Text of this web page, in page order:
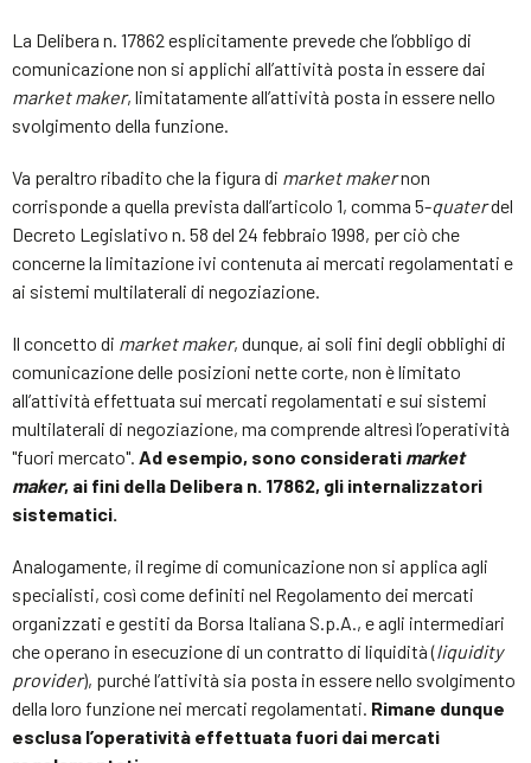
La Delibera n. 17862 esplicitamente prevede che l’obbligo di
comunicazione non si applichi all’attività posta in essere dai
market maker, limitatamente all’attività posta in essere nello
svolgimento della funzione.
Va peraltro ribadito che la figura di market makernon
corrisponde a quella prevista dall’articolo 1, comma 5-quaterdel
Decreto Legislativo n. 58 del 24 febbraio 1998, per ciò che
concerne la limitazione ivi contenuta ai mercati regolamentati e
ai sistemi multilaterali di negoziazione.
Il concetto di market maker, dunque, ai soli fini degli obblighi di
comunicazione delle posizioni nette corte, non è limitato
all’attività effettuata sui mercati regolamentati e sui sistemi
multilaterali di negoziazione, ma comprende altresì l’operatività
"fuori mercato". Ad esempio, sono considerati market
maker, ai fini della Delibera n. 17862, gli internalizzatori
sistematici.
Analogamente, il regime di comunicazione non si applica agli
specialisti, così come definiti nel Regolamento dei mercati
organizzati e gestiti da Borsa Italiana S.p.A., e agli intermediari
che operano in esecuzione di un contratto di liquidità (liquidity
provider), purché l’attività sia posta in essere nello svolgimento
della loro funzione nei mercati regolamentati. Rimane dunque
esclusa l’operatività effettuata fuori dai mercati